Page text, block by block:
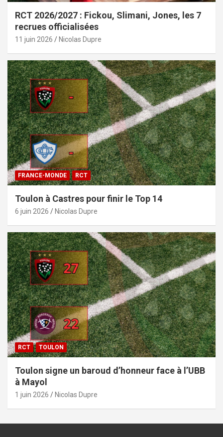
RCT 2026/2027 : Fickou, Slimani, Jones, les 7
recrues officialisées
11 juin 2026 Nicolas Dupre
FRANCE-MONDE RCT
Toulon à Castres pour finir le Top 14
6 juin 2026 Nicolas Dupre
RCT TOULON
Toulon signe un baroud d’honneur face à l’UBB
à Mayol
1 juin 2026 Nicolas Dupre